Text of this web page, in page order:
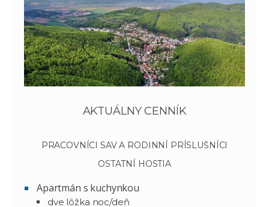
AKTUÁLNY CENNÍK
PRACOVNÍCI SAV A RODINNÍ PRÍSLUŠNÍCI
OSTATNÍ HOSTIA
Apartmán s kuchynkou
dve lôžka noc/deň